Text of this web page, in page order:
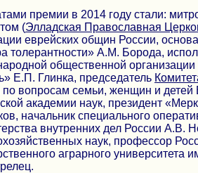
премии в 2014 году стали:
(Элладская Православная
еврейских общин России,
толерантности» А.М. Борода,
общественной
Е.П. Глинка, председатель
по вопросам семьи, женщин и
академии наук, президент
начальник специального
внутренних дел России А.В.
наук, профессор
аграрного университета